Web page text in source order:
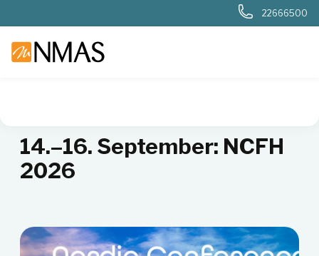
22666500
14.–16. September: NCFH
2026